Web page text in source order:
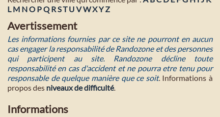
L M NO PQ RST U VWXYZ
Avertissement
Les informations fournies par ce site ne pourront en aucun
cas engager la responsabilité de Randozone et des personnes
qui participent au site. Randozone décline toute
responsabilité en cas d'accident et ne pourra etre tenu pour
responsable de quelque manière que ce soit. Informations à
propos des niveaux de difficulté.
Informations